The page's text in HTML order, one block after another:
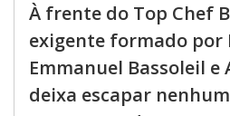
À frente do Top Chef
exigente formado por
Emmanuel Bassoleil e
deixa escapar